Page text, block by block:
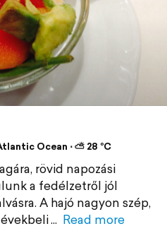
Ocean ⋅ ⛅ 28 °C
rövid napozási
a fedélzetről jól
A hajó nagyon szép,
Read more